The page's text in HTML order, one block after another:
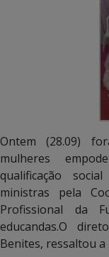
Ontem (28.09)
mulheres
qualificação
ministras pela
Profissional da
educandas.O
Benites, ressaltou